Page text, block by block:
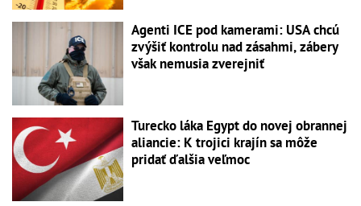
Agenti ICE pod kamerami: USA chcú
zvýšiť kontrolu nad zásahmi, zábery
však nemusia zverejniť
Turecko láka Egypt do novej obrannej
aliancie: K trojici krajín sa môže
pridať ďalšia veľmoc